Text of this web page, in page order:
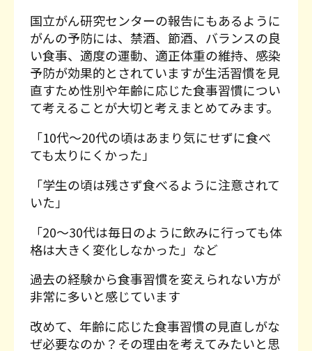
国立がん研究センターの報告にもあるように
がんの予防には、禁酒、節酒、バランスの良
い食事、適度の運動、適正体重の維持、感染
予防が効果的とされていますが生活習慣を見
直すため性別や年齢に応じた食事習慣につい
て考えることが大切と考えまとめてみます。
「10代〜20代の頃はあまり気にせずに食べ
ても太りにくかった」
「学生の頃は残さず食べるように注意されて
いた」
「20〜30代は毎日のように飲みに行っても体
格は大きく変化しなかった」など
過去の経験から食事習慣を変えられない方が
非常に多いと感じています
改めて、年齢に応じた食事習慣の見直しがな
ぜ必要なのか？その理由を考えてみたいと思